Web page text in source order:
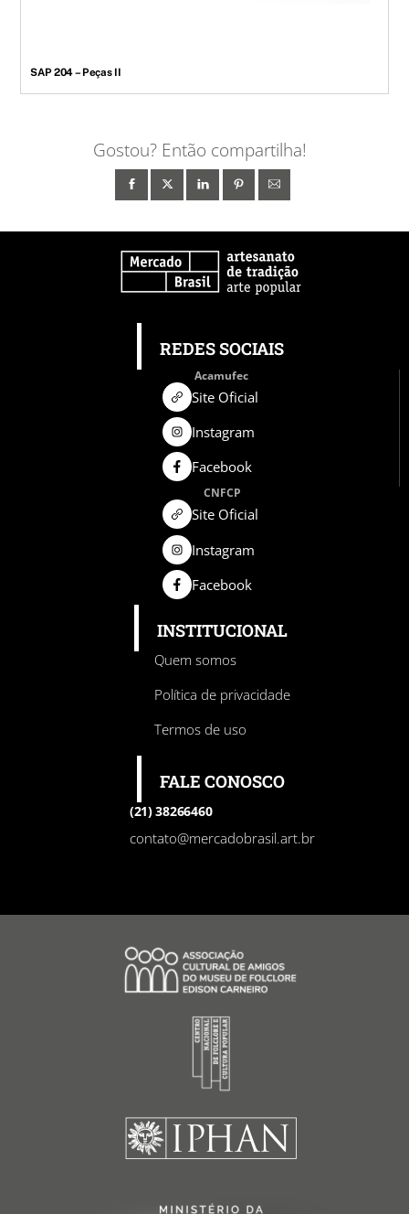
SAP 204 – Peças II
Gostou? Então compartilha!
REDES SOCIAIS
Acamufec
Site Oficial
Instagram
Facebook
CNFCP
Site Oficial
Instagram
Facebook
INSTITUCIONAL
Quem somos
Política de privacidade
Termos de uso
FALE CONOSCO
(21) 38266460
contato@mercadobrasil.art.br